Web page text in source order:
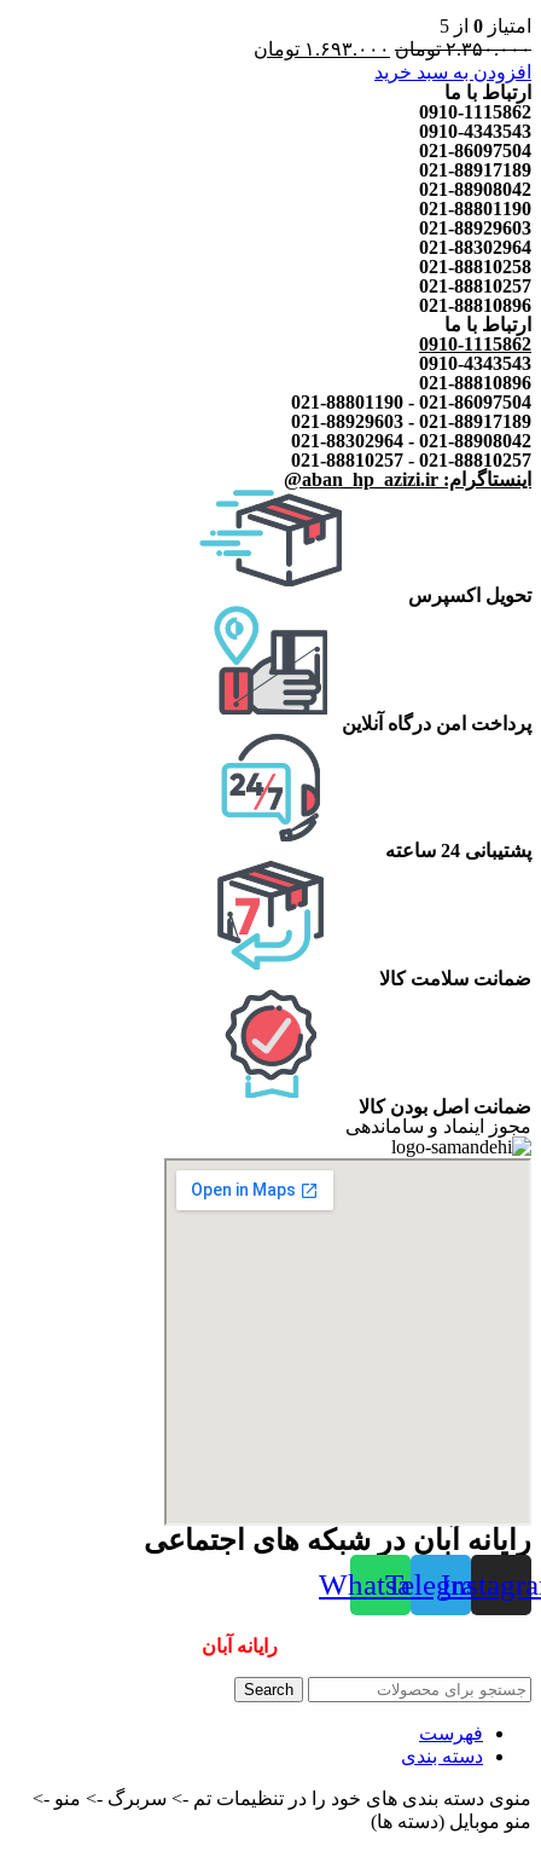
امتیاز 0 از 5
۲.۳۵۰.۰۰۰ تومان ۱.۶۹۳.۰۰۰ تومان
افزودن به سبد خرید
ارتباط با ما
0910-1115862
0910-4343543
021-86097504
021-88917189
021-88908042
021-88801190
021-88929603
021-88302964
021-88810258
021-88810257
021-88810896
ارتباط با ما
0910-1115862
0910-4343543
021-88810896
021-86097504 - 021-88801190
021-88917189 - 021-88929603
021-88908042 - 021-88302964
021-88810257 - 021-88810257
اینستاگرام: aban_hp_azizi.ir@
تحویل اکسپرس
پرداخت امن درگاه آنلاین
پشتیبانی 24 ساعته
ضمانت سلامت کالا
ضمانت اصل بودن کالا
مجوز اینماد و ساماندهی
رایانه آبان در شبکه های اجتماعی
Telegram
Whatsapp
رایانه آبان
Search
فهرست
دسته بندی
منوی دسته بندی های خود را در تنظیمات تم -> سربرگ -> منو ->
منو موبایل (دسته ها)